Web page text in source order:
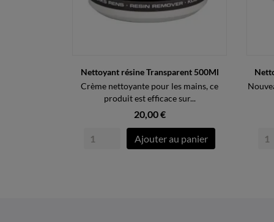
Nettoyant résine Transparent 500Ml
Crème nettoyante pour les mains, ce
produit est efficace sur...
20,00 €
Ajouter au panier